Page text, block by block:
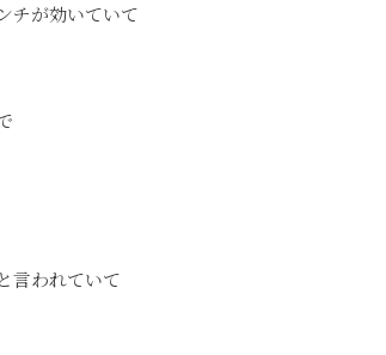
チが効いていて
言われていて